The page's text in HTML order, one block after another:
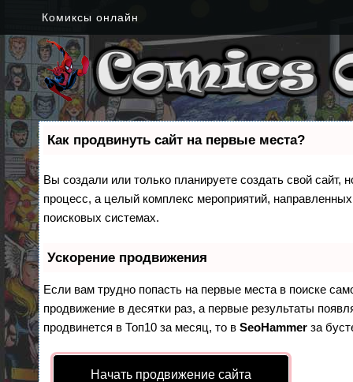
Комиксы онлайн
Как продвинуть сайт на первые места?
Вы создали или только планируете создать свой сайт,
процесс, а целый комплекс мероприятий,
поисковых системах.
Ускорение продвижения
Если вам трудно попасть на первые места в поиске
продвижение в десятки раз, а первые результаты
продвинется в Топ10 за месяц, то вSeoHammer за
Начать продвижение сайта